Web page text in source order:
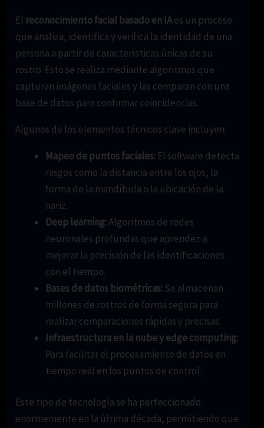
El reconocimiento facial basado en IAes un proceso
que analiza, identifica y verifica la identidad de una
persona a partir de características únicas de su
rostro. Esto se realiza mediante algoritmos que
capturan imágenes faciales y las comparan con una
base de datos para confirmar coincidencias.
Algunos de los elementos técnicos clave incluyen:
Mapeo de puntos faciales: El software detecta
rasgos como la distancia entre los ojos, la
forma de la mandíbula o la ubicación de la
nariz.
Deep learning:Algoritmos de redes
neuronales profundas que aprenden a
mejorar la precisión de las identificaciones
con el tiempo.
Bases de datos biométricas: Se almacenan
millones de rostros de forma segura para
realizar comparaciones rápidas y precisas.
Infraestructura en la nube y edge computing:
Para facilitar el procesamiento de datos en
tiempo real en los puntos de control.
Este tipo de tecnología se ha perfeccionado
enormemente en la última década, permitiendo que